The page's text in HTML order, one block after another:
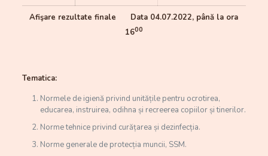
Afişare rezultate finale Data 04.07.2022, până la ora
1600
Tematica:
Normele de igienă privind unitățile pentru ocrotirea,
educarea, instruirea, odihna și recreerea copiilor și tinerilor.
Norme tehnice privind curățarea și dezinfecția.
Norme generale de protecția muncii, SSM.